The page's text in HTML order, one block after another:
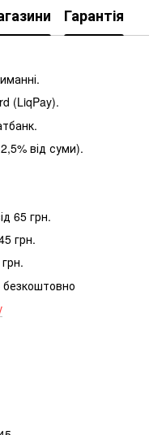
Гарантія
(LiqPay).
від суми).
65 грн.
грн.
безкоштовно